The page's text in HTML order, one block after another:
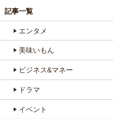
記事一覧
エンタメ
美味いもん
ビジネス&マネー
ドラマ
イベント